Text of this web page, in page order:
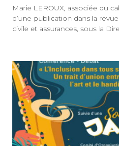
Marie LEROUX, associée du
d’une publication dans la
civile et assurances, sous la